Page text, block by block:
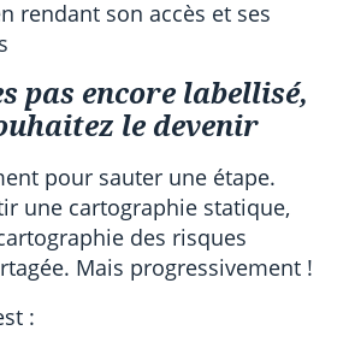
rendant son accès et ses
pas encore labellisé,
le devenir
pour sauter une étape.
une cartographie statique,
des risques
Mais progressivement !
: